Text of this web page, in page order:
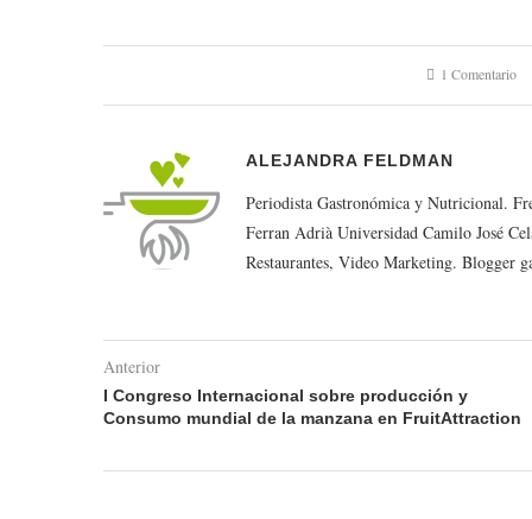
1 Comentario
ALEJANDRA FELDMAN
Periodista Gastronómica y Nutricional.
Ferran Adrià Universidad Camilo José
Restaurantes, Video Marketing. Blogger
Anterior
I Congreso Internacional sobre producción y
Consumo mundial de la manzana en FruitAttraction